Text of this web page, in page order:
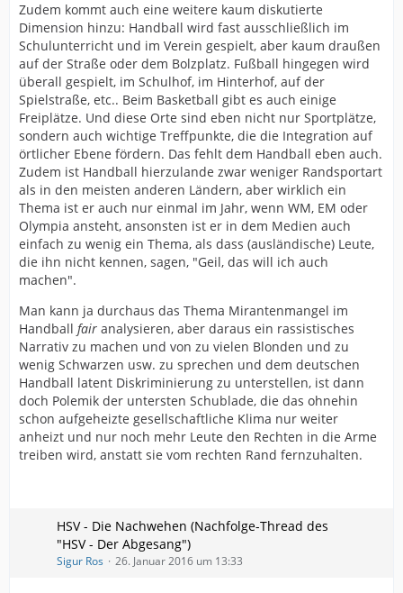
Zudem kommt auch eine weitere kaum diskutierte
Dimension hinzu: Handball wird fast ausschließlich im
Schulunterricht und im Verein gespielt, aber kaum draußen
auf der Straße oder dem Bolzplatz. Fußball hingegen wird
überall gespielt, im Schulhof, im Hinterhof, auf der
Spielstraße, etc.. Beim Basketball gibt es auch einige
Freiplätze. Und diese Orte sind eben nicht nur Sportplätze,
sondern auch wichtige Treffpunkte, die die Integration auf
örtlicher Ebene fördern. Das fehlt dem Handball eben auch.
Zudem ist Handball hierzulande zwar weniger Randsportart
als in den meisten anderen Ländern, aber wirklich ein
Thema ist er auch nur einmal im Jahr, wenn WM, EM oder
Olympia ansteht, ansonsten ist er in dem Medien auch
einfach zu wenig ein Thema, als dass (ausländische) Leute,
die ihn nicht kennen, sagen, "Geil, das will ich auch
machen".
Man kann ja durchaus das Thema Mirantenmangel im
Handball fair analysieren, aber daraus ein rassistisches
Narrativ zu machen und von zu vielen Blonden und zu
wenig Schwarzen usw. zu sprechen und dem deutschen
Handball latent Diskriminierung zu unterstellen, ist dann
doch Polemik der untersten Schublade, die das ohnehin
schon aufgeheizte gesellschaftliche Klima nur weiter
anheizt und nur noch mehr Leute den Rechten in die Arme
treiben wird, anstatt sie vom rechten Rand fernzuhalten.
HSV - Die Nachwehen (Nachfolge-Thread des
"HSV - Der Abgesang")
Sigur Ros 26. Januar 2016 um 13:33